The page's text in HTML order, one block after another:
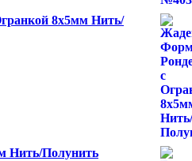
8х5мм Нить/
Нить/Полунить